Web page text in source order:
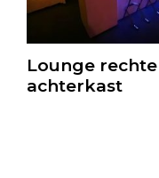
Lounge rechte
achterkast